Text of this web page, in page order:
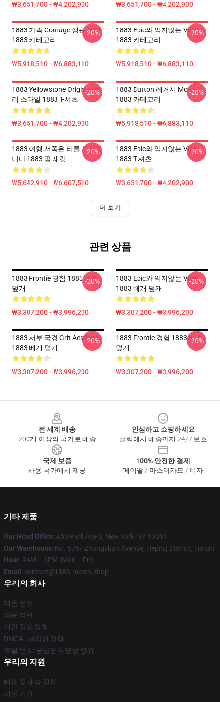
₩3,651,700 - ₩4,202,900 ₩3,651,700 - ₩4,202,900
1883 가족 Courage 생존 유행
1883 카테고리
₩5,918,510 - ₩6,883,110
-20%
1883 Epic와 익지않는 Vibe
1883 카테고리
₩5,918,510 - ₩6,883,110
-20%
1883 Yellowstone Origin 스토
리 스타일 1883 T-셔츠
₩3,651,700 - ₩4,202,900
-20%
1883 Dutton 레거시 Motif
1883 카테고리
₩5,918,510 - ₩6,883,110
-20%
1883 여행 서쪽은 티를 시작합
니다 1883 땀 재킷
₩5,642,910 - ₩6,607,510
-20%
1883 Epic와 익지않는 Vibe
1883 T-셔츠
₩3,651,700 - ₩4,202,900
-20%
더 보기
관련 상품
1883 Frontie 경험 1883 베개
덮개
₩3,307,200 - ₩3,996,200
-20%
1883 Epic와 익지않는 Vibe
1883 베개 덮개
₩3,307,200 - ₩3,996,200
-20%
1883 서부 국경 Grit Aesthetic
1883 베개 덮개
₩3,307,200 - ₩3,996,200
-20%
1883 Frontie 경험 1883 베개
덮개
₩3,307,200 - ₩3,996,200
-20%
전 세계 배송
200개 이상의 국가로 배송
안심하고 쇼핑하세요
클릭에서 배송까지 24/7 보호
국제 보증
사용 국가에서 제공
100% 안전한 결제
페이팔 / 마스터카드 / 비자
기타 제품
Our Head Office: 450 Park Ave S, New York, NY 10016
Our Warehouse: No. 6767 Zhongshan Avenue, Heping District, Tianjin
Hour: 9AM – 5PM (Mon – Fri)
Email : contact@1883-merch.shop
우리의 회사
제품 정보
이용 약관
개인 정보 정책
DMCA - 저작권 정책
모델 번호: 공급망 투명성 행위
우리의 지원
배송 및 배송 정책
지불 기간